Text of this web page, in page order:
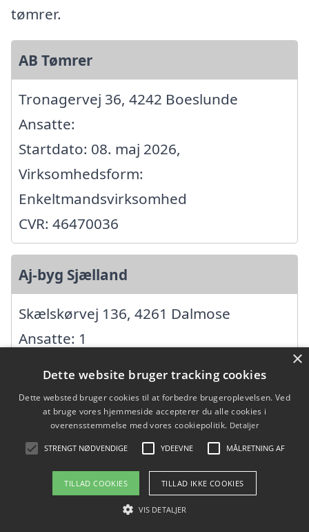
tømrer.
AB Tømrer
Tronagervej 36, 4242 Boeslunde
Ansatte:
Startdato: 08. maj 2026,
Virksomhedsform:
Enkeltmandsvirksomhed
CVR: 46470036
Aj-byg Sjælland
Skælskørvej 136, 4261 Dalmose
Ansatte: 1
Enkeltmandsvirksomhed
CVR: 30797507
AllRound2you ApS
×
Dette website bruger tracking cookies
Dette websted bruger cookies til at forbedre brugeroplevelsen. Ved
at bruge vores hjemmeside accepterer du alle cookies i
overensstemmelse med vores cookiepolitik. Detaljer
STRENGT NØDVENDIGE YDEEVNE MÅLRETNING AF
TILLAD COOKIES TILLAD IKKE COOKIES
VIS DETALJER